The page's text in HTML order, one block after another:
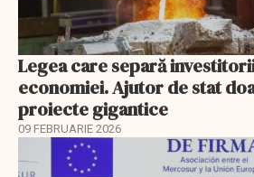
Legea care separă
economiei. Ajutor de stat
proiecte gigantice
09 FEBRUARIE 2026